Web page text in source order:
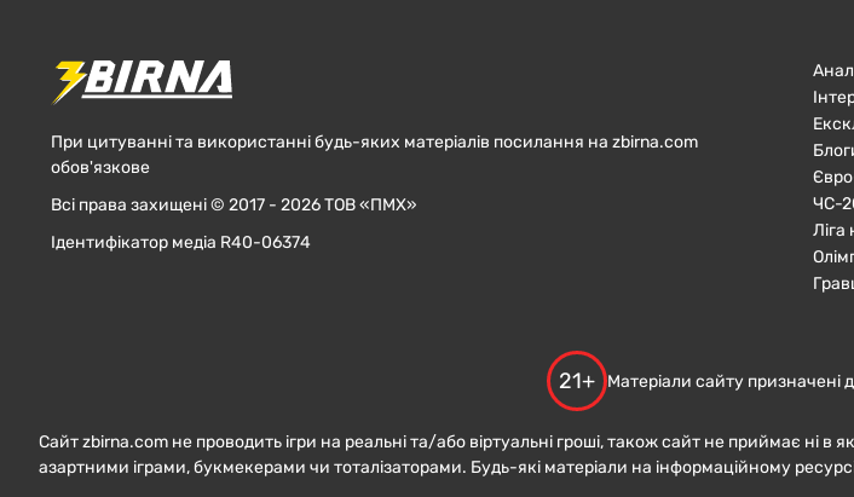
При цитуванні та використанні будь-яких матеріалів посилання на zbirna.com
обов'язкове
Всі права захищені © 2017 - 2026 ТОВ «ПМХ»
Ідентифікатор медіа R40-06374
ЧC-
Ліга
21+ Матеріали сайту призначені
Сайт zbirna.com не проводить ігри на реальні та/або віртуальні гроші, також сайт не приймає ні в
азартними іграми, букмекерами чи тоталізаторами. Будь-які матеріали на інформаційному